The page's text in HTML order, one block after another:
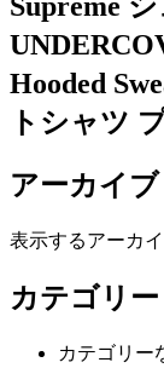
Hooded
トシャツ
アーカイブ
表示するアーカ
カテゴリー
カテゴリー